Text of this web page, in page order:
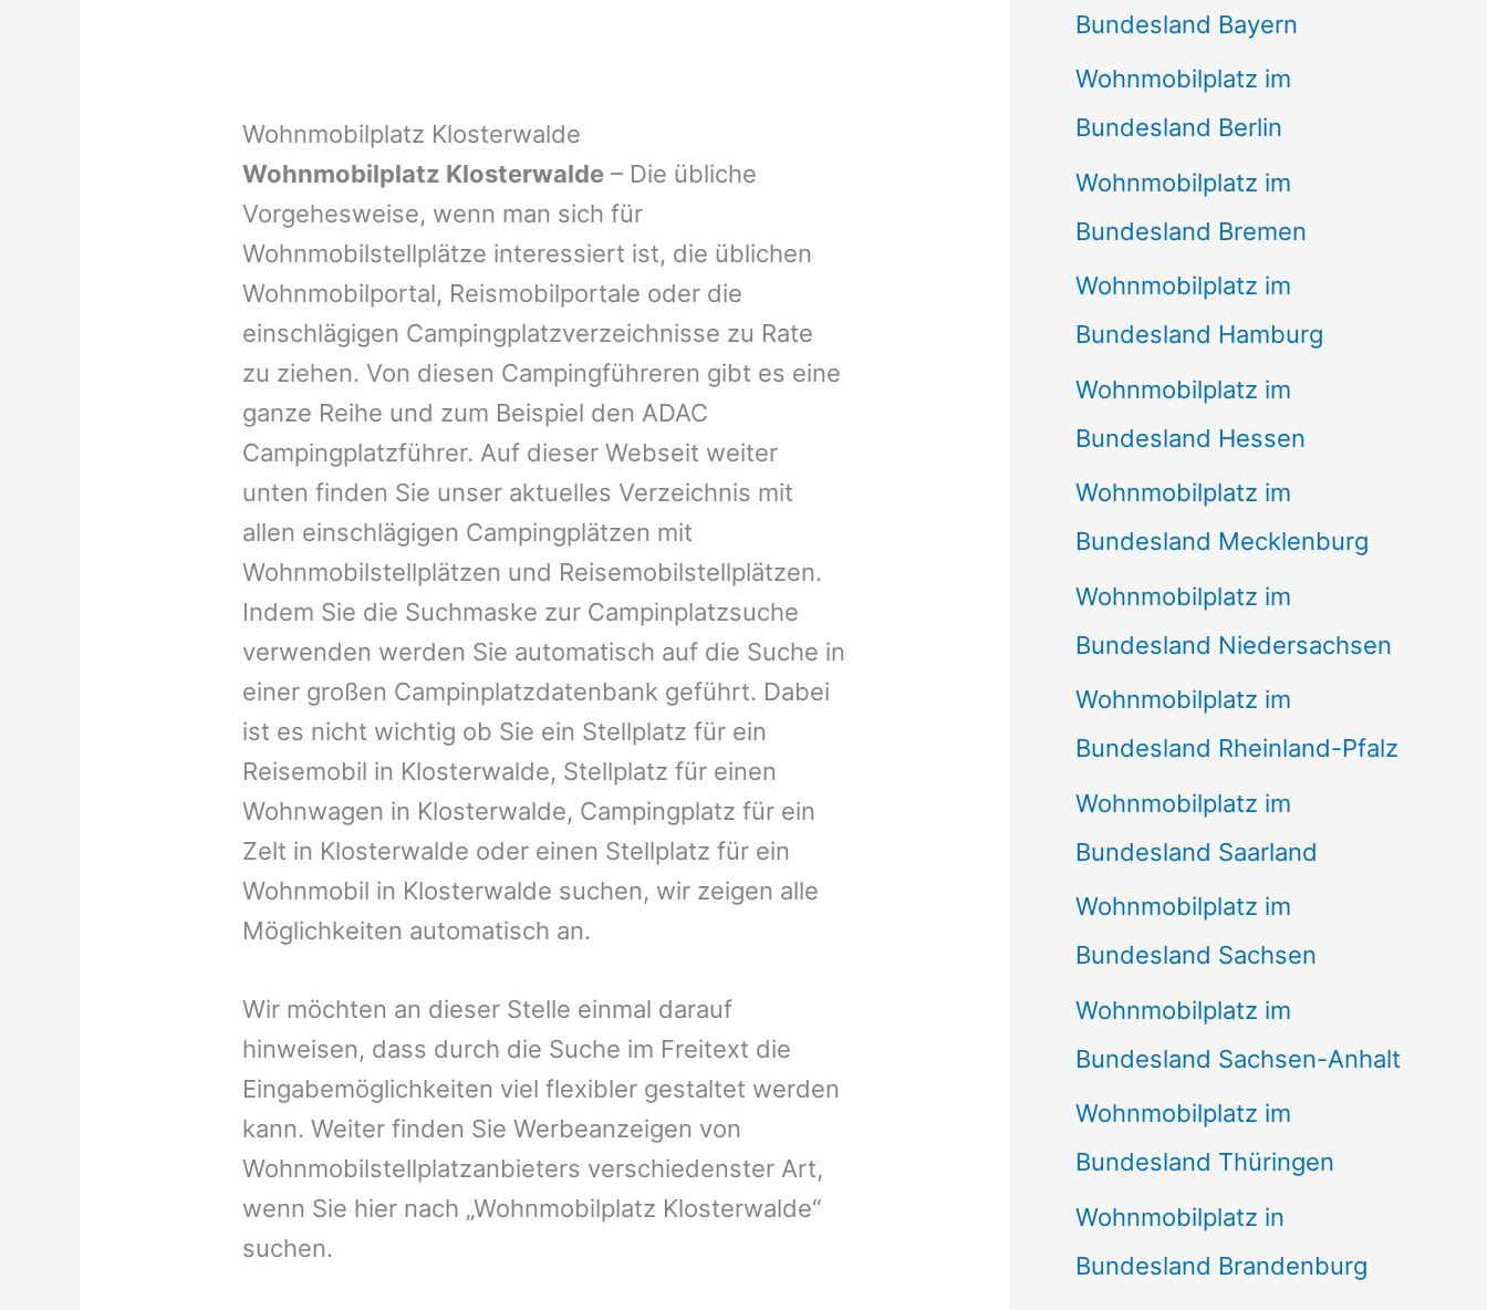
Wohnmobilplatz Klosterwalde
Wohnmobilplatz Klosterwalde– Die übliche
Vorgehesweise, wenn man sich für
Wohnmobilstellplätze interessiert ist, die üblichen
Wohnmobilportal, Reismobilportale oder die
einschlägigen Campingplatzverzeichnisse zu Rate
zu ziehen. Von diesen Campingführeren gibt es eine
ganze Reihe und zum Beispiel den ADAC
Campingplatzführer. Auf dieser Webseit weiter
unten finden Sie unser aktuelles Verzeichnis mit
allen einschlägigen Campingplätzen mit
Wohnmobilstellplätzen und Reisemobilstellplätzen.
Indem Sie die Suchmaske zur Campinplatzsuche
verwenden werden Sie automatisch auf die Suche in
einer großen Campinplatzdatenbank geführt. Dabei
ist es nicht wichtig ob Sie ein Stellplatz für ein
Reisemobil in Klosterwalde, Stellplatz für einen
Wohnwagen in Klosterwalde, Campingplatz für ein
Zelt in Klosterwalde oder einen Stellplatz für ein
Wohnmobil in Klosterwalde suchen, wir zeigen alle
Möglichkeiten automatisch an.
Wir möchten an dieser Stelle einmal darauf
hinweisen, dass durch die Suche im Freitext die
Eingabemöglichkeiten viel flexibler gestaltet werden
kann. Weiter finden Sie Werbeanzeigen von
Wohnmobilstellplatzanbieters verschiedenster Art,
wenn Sie hier nach „Wohnmobilplatz Klosterwalde“
suchen.
Bundesland Bayern
Wohnmobilplatz im
Bundesland Berlin
Wohnmobilplatz im
Bundesland Bremen
Wohnmobilplatz im
Bundesland Hamburg
Wohnmobilplatz im
Bundesland Hessen
Wohnmobilplatz im
Bundesland Mecklenburg
Wohnmobilplatz im
Bundesland Niedersachsen
Wohnmobilplatz im
Bundesland Rheinland-Pfalz
Wohnmobilplatz im
Bundesland Saarland
Wohnmobilplatz im
Bundesland Sachsen
Wohnmobilplatz im
Bundesland Sachsen-Anhalt
Wohnmobilplatz im
Bundesland Thüringen
Wohnmobilplatz in
Bundesland Brandenburg